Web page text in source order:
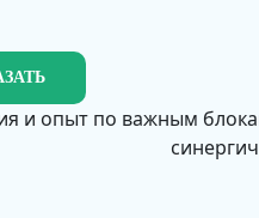
и опыт по важным